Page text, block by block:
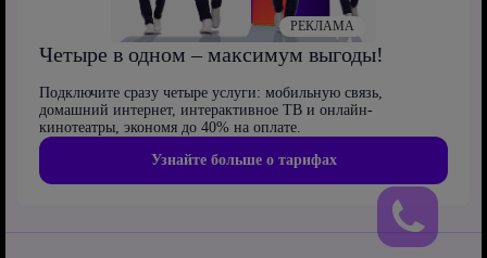
Четыре в одном – максимум выгоды!
Подключите сразу четыре услуги: мобильную связь,
домашний интернет, интерактивное ТВ и онлайн-
кинотеатры, экономя до 40% на оплате.
Узнайте больше о тарифах
РЕКЛАМА